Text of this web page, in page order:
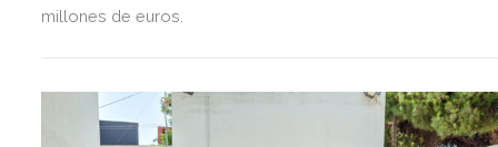
millones de euros.